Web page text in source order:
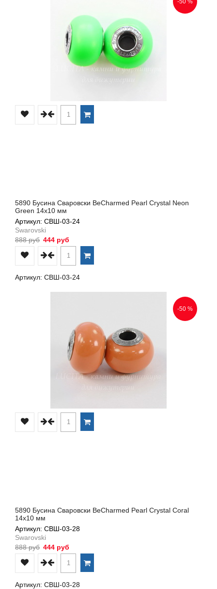
-50 %
5890 Бусина Сваровски BeCharmed Pearl Crystal Neon
Green 14х10 мм
Артикул: СВШ-03-24
Swarovski
888 руб 444 руб
Артикул: СВШ-03-24
-50 %
5890 Бусина Сваровски BeCharmed Pearl Crystal Coral
14х10 мм
Артикул: СВШ-03-28
Swarovski
888 руб 444 руб
Артикул: СВШ-03-28